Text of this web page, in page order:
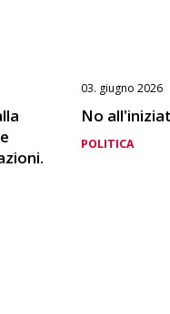
03. giugno 2026
No
POLITICA